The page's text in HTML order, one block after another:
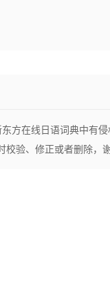
方在线日语词典中有
校验、修正或者删除，